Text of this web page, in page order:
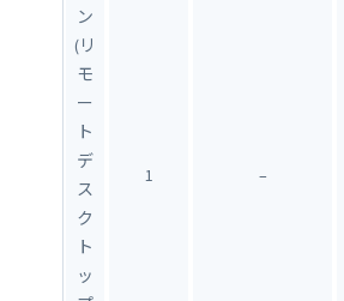
ン
(リ
モ
ー
ト
デ
ス
ク
ト
ッ
1 –